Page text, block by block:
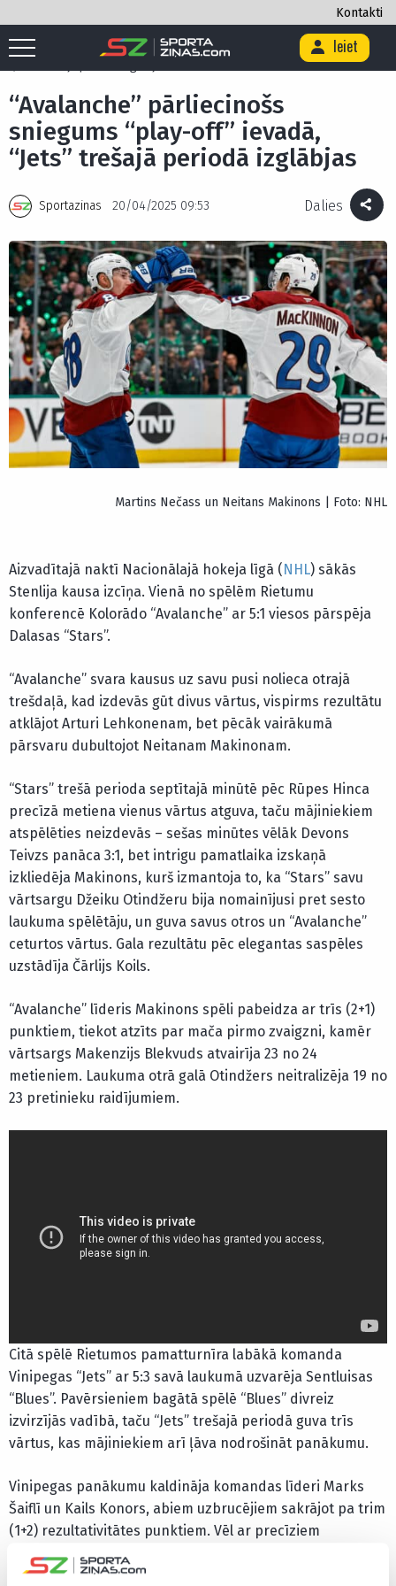
Kontakti
Ieiet
Sākums / “Avalanche” pārliecinošs sniegums “play-off” ievadā,
“Avalanche” pārliecinošs
sniegums “play-off” ievadā,
“Jets” trešajā periodā izglābjas
Sportazinas 20/04/2025 09:53 Dalies
Martins Nečass un Neitans Makinons | Foto: NHL
Aizvadītajā naktī Nacionālajā hokeja līgā ( NHL) sākās
Stenlija kausa izcīņa. Vienā no spēlēm Rietumu
konferencē Kolorādo “Avalanche” ar 5:1 viesos pārspēja
Dalasas “Stars”.
“Avalanche” svara kausus uz savu pusi nolieca otrajā
trešdaļā, kad izdevās gūt divus vārtus, vispirms rezultātu
atklājot Arturi Lehkonenam, bet pēcāk vairākumā
pārsvaru dubultojot Neitanam Makinonam.
“Stars” trešā perioda septītajā minūtē pēc Rūpes Hinca
precīzā metiena vienus vārtus atguva, taču mājiniekiem
atspēlēties neizdevās – sešas minūtes vēlāk Devons
Teivzs panāca 3:1, bet intrigu pamatlaika izskaņā
izkliedēja Makinons, kurš izmantoja to, ka “Stars” savu
vārtsargu Džeiku Otindžeru bija nomainījusi pret sesto
laukuma spēlētāju, un guva savus otros un “Avalanche”
ceturtos vārtus. Gala rezultātu pēc elegantas saspēles
uzstādīja Čārlijs Koils.
“Avalanche” līderis Makinons spēli pabeidza ar trīs (2+1)
punktiem, tiekot atzīts par mača pirmo zvaigzni, kamēr
vārtsargs Makenzijs Blekvuds atvairīja 23 no 24
metieniem. Laukuma otrā galā Otindžers neitralizēja 19 no
23 pretinieku raidījumiem.
Citā spēlē Rietumos pamatturnīra labākā komanda
Vinipegas “Jets” ar 5:3 savā laukumā uzvarēja Sentluisas
“Blues”. Pavērsieniem bagātā spēlē “Blues” divreiz
izvirzījās vadībā, taču “Jets” trešajā periodā guva trīs
vārtus, kas mājiniekiem arī ļāva nodrošināt panākumu.
Vinipegas panākumu kaldināja komandas līderi Marks
Šaiflī un Kails Konors, abiem uzbrucējiem sakrājot pa trim
(1+2) rezultativitātes punktiem. Vēl ar precīziem
metieniem “Jets” rindās izcēlās Džarets Andersons-
Dolans un Alekss Aiafalo. “Blues” no zaudējuma neglāba